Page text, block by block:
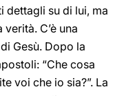
dettagli su di lui, ma
C’è una
Gesù. Dopo la
“Che cosa
voi che io sia?”. La